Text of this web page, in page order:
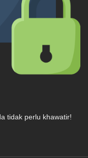
tidak perlu khawatir!